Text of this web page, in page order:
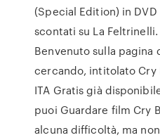
(Special Edition) in
scontati su La Feltrinelli.
Benvenuto sulla pagina
cercando, intitolato Cry
ITA Gratis già
puoi Guardare film Cry
alcuna difficoltà, ma